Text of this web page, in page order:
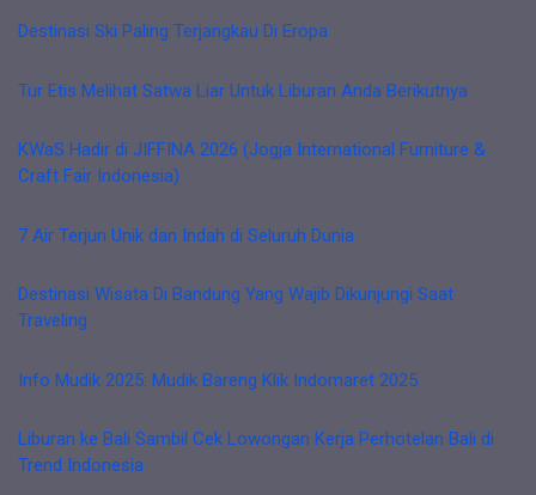
Destinasi Ski Paling Terjangkau Di Eropa
Tur Etis Melihat Satwa Liar Untuk Liburan Anda Berikutnya
KWaS Hadir di JIFFINA 2026 (Jogja International Furniture &
Craft Fair Indonesia)
7 Air Terjun Unik dan Indah di Seluruh Dunia
Destinasi Wisata Di Bandung Yang Wajib Dikunjungi Saat
Traveling
Info Mudik 2025: Mudik Bareng Klik Indomaret 2025
Liburan ke Bali Sambil Cek Lowongan Kerja Perhotelan Bali di
Trend Indonesia